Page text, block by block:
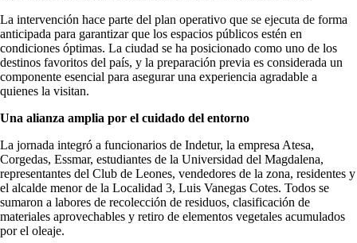
La intervención hace parte del plan operativo que se ejecuta de forma
anticipada para garantizar que los espacios públicos estén en
condiciones óptimas. La ciudad se ha posicionado como uno de los
destinos favoritos del país, y la preparación previa es considerada un
componente esencial para asegurar una experiencia agradable a
quienes la visitan.
Una alianza amplia por el cuidado del entorno
La jornada integró a funcionarios de Indetur, la empresa Atesa,
Corgedas, Essmar, estudiantes de la Universidad del Magdalena,
representantes del Club de Leones, vendedores de la zona, residentes y
el alcalde menor de la Localidad 3, Luis Vanegas Cotes. Todos se
sumaron a labores de recolección de residuos, clasificación de
materiales aprovechables y retiro de elementos vegetales acumulados
por el oleaje.